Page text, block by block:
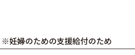
妊婦のための支援給付のため